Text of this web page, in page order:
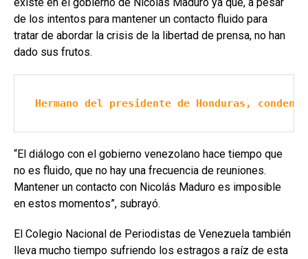
existe en el gobierno de Nicolás Maduro ya que, a pesar
de los intentos para mantener un contacto fluido para
tratar de abordar la crisis de la libertad de prensa, no han
dado sus frutos.
Hermano del presidente de Honduras,
“El diálogo con el gobierno venezolano hace tiempo que
no es fluido, que no hay una frecuencia de reuniones.
Mantener un contacto con Nicolás Maduro es imposible
en estos momentos”, subrayó.
El Colegio Nacional de Periodistas de Venezuela también
lleva mucho tiempo sufriendo los estragos a raíz de esta